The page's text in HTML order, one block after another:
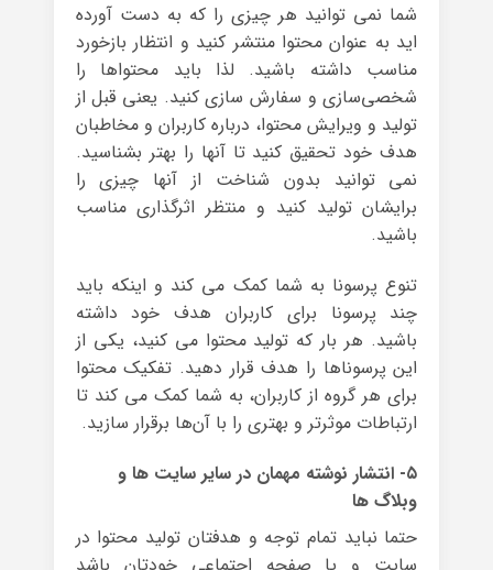
شما نمی توانید هر چیزی را که به دست آورده
اید به عنوان محتوا منتشر کنید و انتظار بازخورد
مناسب داشته باشید. لذا باید محتواها را
شخصی‌سازی و سفارش سازی کنید. یعنی قبل از
تولید و ویرایش محتوا، درباره کاربران و مخاطبان
هدف خود تحقیق کنید تا آنها را بهتر بشناسید.
نمی توانید بدون شناخت از آنها چیزی را
برایشان تولید کنید و منتظر اثرگذاری مناسب
باشید.
تنوع پرسونا به شما کمک می کند و اینکه باید
چند پرسونا برای کاربران هدف خود داشته
باشید. هر بار که تولید محتوا می کنید، یکی از
این پرسوناها را هدف قرار دهید. تفکیک محتوا
برای هر گروه از کاربران، به شما کمک می کند تا
ارتباطات موثرتر و بهتری را با آن‌ها برقرار سازید.
۵- انتشار نوشته مهمان در سایر سایت ها و
وبلاگ ها
حتما نباید تمام توجه و هدفتان تولید محتوا در